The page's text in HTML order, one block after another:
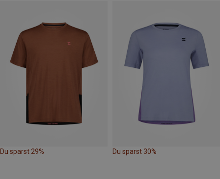
Du sparst 29% Du sparst 30%